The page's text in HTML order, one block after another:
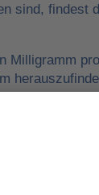
sind, findest
Milligramm pro
(NRV)